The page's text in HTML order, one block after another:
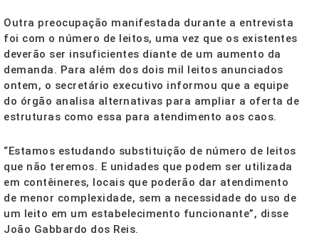
Outra preocupação manifestada durante a entrevista
foi com o número de leitos, uma vez que os existentes
deverão ser insuficientes diante de um aumento da
demanda. Para além dos dois mil leitos anunciados
ontem, o secretário executivo informou que a equipe
do órgão analisa alternativas para ampliar a oferta de
estruturas como essa para atendimento aos caos.
“Estamos estudando substituição de número de leitos
que não teremos. E unidades que podem ser utilizada
em contêineres, locais que poderão dar atendimento
de menor complexidade, sem a necessidade do uso de
um leito em um estabelecimento funcionante”, disse
João Gabbardo dos Reis.